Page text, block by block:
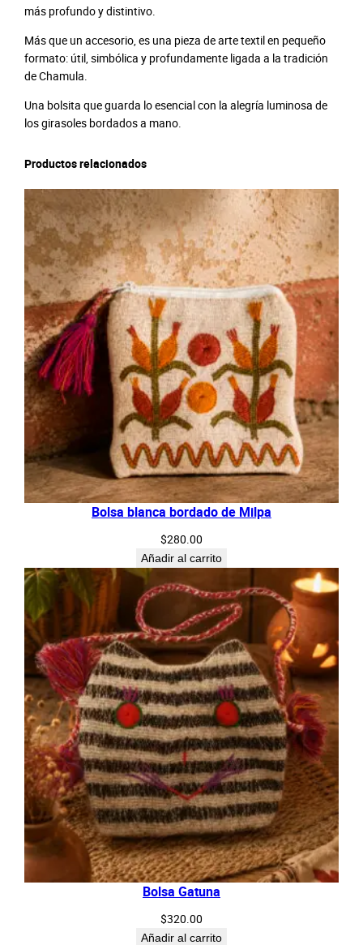
e
c
a
n
t
i
d
más profundo y distintivo.
Más que un accesorio, es una pieza de arte textil en pequeño
formato: útil, simbólica y profundamente ligada a la tradición
de Chamula.
Una bolsita que guarda lo esencial con la alegría luminosa de
los girasoles bordados a mano.
Productos relacionados
Bolsa blanca bordado de Milpa
$280.00
Añadir al carrito
Bolsa Gatuna
$320.00
Añadir al carrito